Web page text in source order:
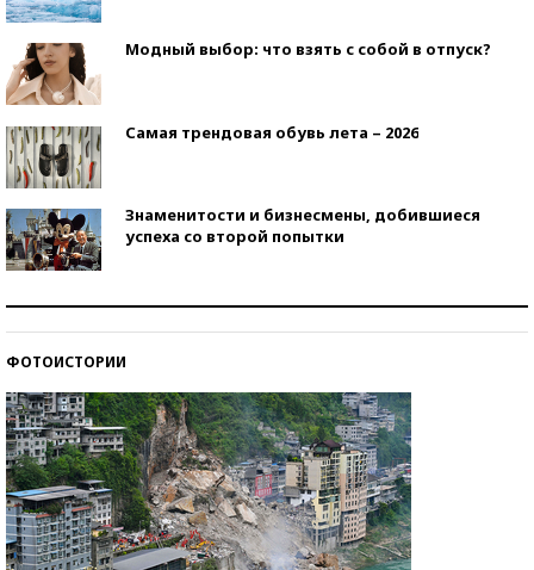
Модный выбор: что взять с собой в отпуск?
Самая трендовая обувь лета – 2026
Знаменитости и бизнесмены, добившиеся
успеха со второй попытки
ФОТОИСТОРИИ